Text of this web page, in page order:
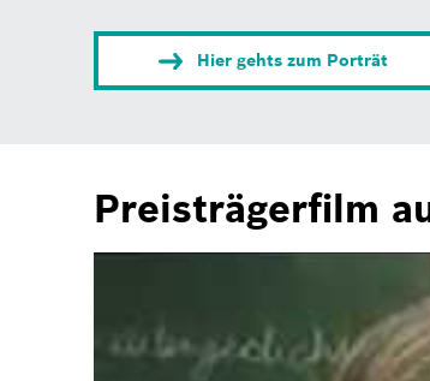
Hier gehts zum Porträt
Preisträgerfilm